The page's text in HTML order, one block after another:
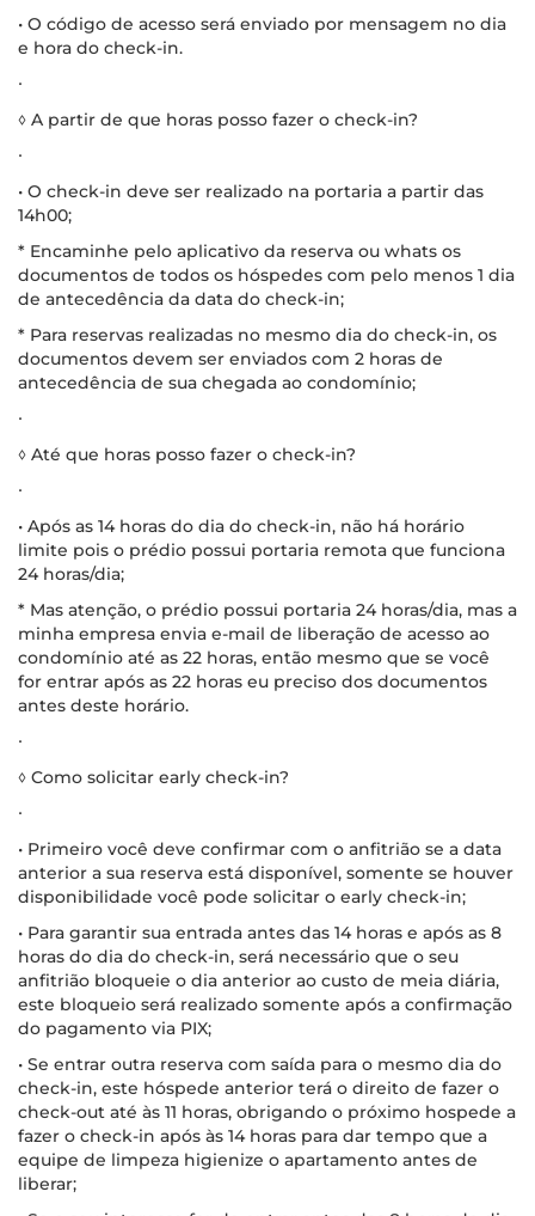
• O código de acesso será enviado por mensagem no dia
e hora do check-in.
∙
◊ A partir de que horas posso fazer o check-in?
∙
• O check-in deve ser realizado na portaria a partir das
14h00;
* Encaminhe pelo aplicativo da reserva ou whats os
documentos de todos os hóspedes com pelo menos 1 dia
de antecedência da data do check-in;
* Para reservas realizadas no mesmo dia do check-in, os
documentos devem ser enviados com 2 horas de
antecedência de sua chegada ao condomínio;
∙
◊ Até que horas posso fazer o check-in?
∙
• Após as 14 horas do dia do check-in, não há horário
limite pois o prédio possui portaria remota que funciona
24 horas/dia;
* Mas atenção, o prédio possui portaria 24 horas/dia, mas a
minha empresa envia e-mail de liberação de acesso ao
condomínio até as 22 horas, então mesmo que se você
for entrar após as 22 horas eu preciso dos documentos
antes deste horário.
∙
◊ Como solicitar early check-in?
∙
• Primeiro você deve confirmar com o anfitrião se a data
anterior a sua reserva está disponível, somente se houver
disponibilidade você pode solicitar o early check-in;
• Para garantir sua entrada antes das 14 horas e após as 8
horas do dia do check-in, será necessário que o seu
anfitrião bloqueie o dia anterior ao custo de meia diária,
este bloqueio será realizado somente após a confirmação
do pagamento via PIX;
• Se entrar outra reserva com saída para o mesmo dia do
check-in, este hóspede anterior terá o direito de fazer o
check-out até às 11 horas, obrigando o próximo hospede a
fazer o check-in após às 14 horas para dar tempo que a
equipe de limpeza higienize o apartamento antes de
liberar;